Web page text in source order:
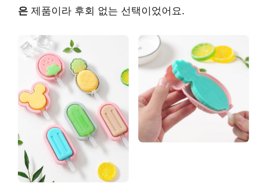
은 제품이라 후회 없는 선택이었어요.